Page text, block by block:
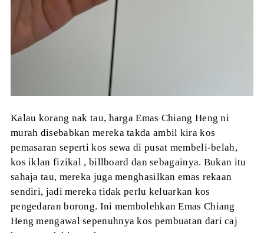
Kalau korang nak tau, harga Emas Chiang Heng ni
murah disebabkan mereka takda ambil kira kos
pemasaran seperti kos sewa di pusat membeli-belah,
kos iklan fizikal , billboard dan sebagainya. Bukan itu
sahaja tau, mereka juga menghasilkan emas rekaan
sendiri, jadi mereka tidak perlu keluarkan kos
pengedaran borong. Ini membolehkan Emas Chiang
Heng mengawal sepenuhnya kos pembuatan dari caj